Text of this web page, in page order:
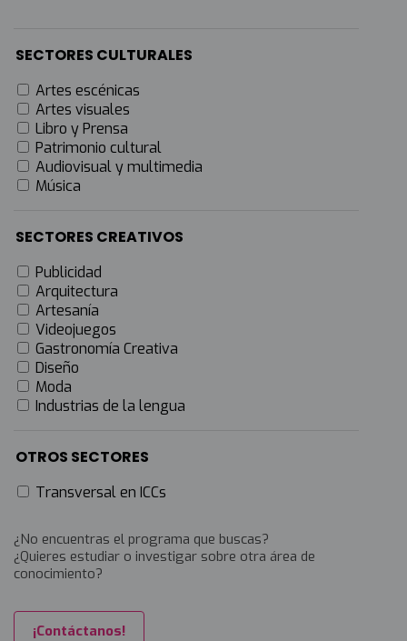
SECTORES CULTURALES
Artes escénicas
Artes visuales
Libro y Prensa
Patrimonio cultural
Audiovisual y multimedia
Música
SECTORES CREATIVOS
Publicidad
Arquitectura
Artesanía
Videojuegos
Gastronomía Creativa
Diseño
Moda
Industrias de la lengua
OTROS SECTORES
Transversal en ICCs
¿No encuentras el programa que buscas?
¿Quieres estudiar o investigar sobre otra área de
conocimiento?
¡Contáctanos!